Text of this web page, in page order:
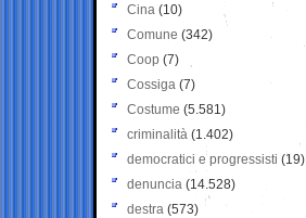
Cina (10)
Comune (342)
Coop (7)
Cossiga (7)
Costume (5.581)
criminalità (1.402)
democratici e progressisti (19)
denuncia (14.528)
destra (573)